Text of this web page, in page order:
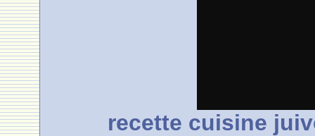
recette cuisine